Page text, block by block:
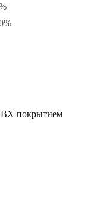
покрытием